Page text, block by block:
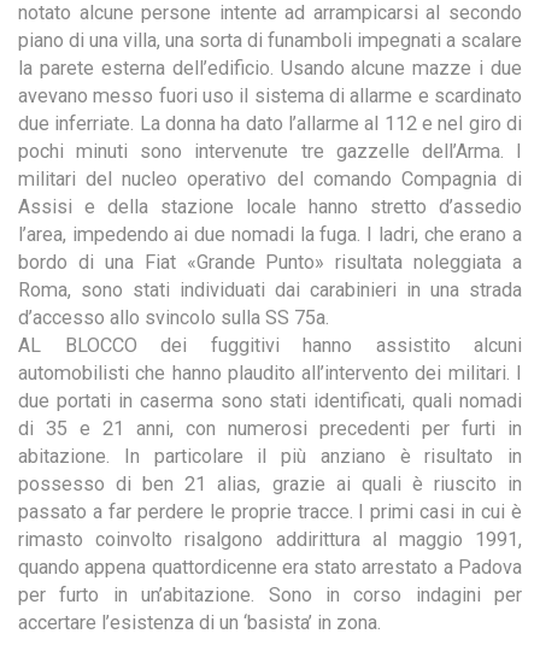
notato alcune persone intente ad arrampicarsi al secondo
piano di una villa, una sorta di funamboli impegnati a scalare
la parete esterna dell’edificio. Usando alcune mazze i due
avevano messo fuori uso il sistema di allarme e scardinato
due inferriate. La donna ha dato l’allarme al 112 e nel giro di
pochi minuti sono intervenute tre gazzelle dell’Arma. I
militari del nucleo operativo del comando Compagnia di
Assisi e della stazione locale hanno stretto d’assedio
l’area, impedendo ai due nomadi la fuga. I ladri, che erano a
bordo di una Fiat «Grande Punto» risultata noleggiata a
Roma, sono stati individuati dai carabinieri in una strada
d’accesso allo svincolo sulla SS 75a.
AL BLOCCO dei fuggitivi hanno assistito alcuni
automobilisti che hanno plaudito all’intervento dei militari. I
due portati in caserma sono stati identificati, quali nomadi
di 35 e 21 anni, con numerosi precedenti per furti in
abitazione. In particolare il più anziano è risultato in
possesso di ben 21 alias, grazie ai quali è riuscito in
passato a far perdere le proprie tracce. I primi casi in cui è
rimasto coinvolto risalgono addirittura al maggio 1991,
quando appena quattordicenne era stato arrestato a Padova
per furto in un’abitazione. Sono in corso indagini per
accertare l’esistenza di un ‘basista’ in zona.